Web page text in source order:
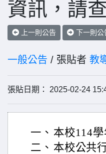
資訊，請
上一則公告 下一則公
一般公告 / 張貼者 教
張貼日期： 2025-02-24
一、 本校114
二、 本校公共